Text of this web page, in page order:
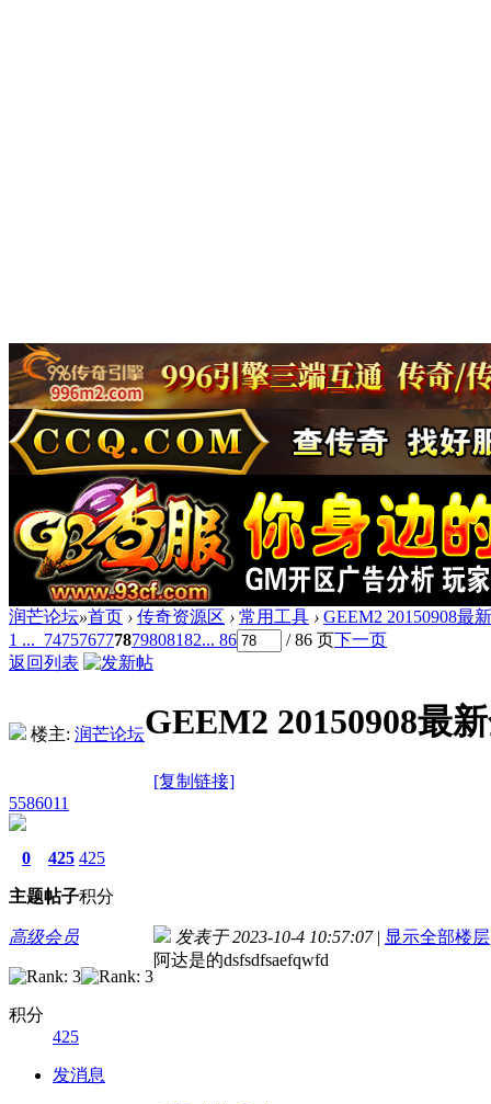
润芒论坛»首页 › 传奇资源区 › 常用工具 › GEEM2 20150908最
1 ... 747576777879808182... 86 / 86 页下一页
返回列表
楼主: 润芒论坛GEEM2 20150908最
[复制链接]
5586011
0
主题
425
帖子
425
积分
高级会员
积分
425
发消息
发表于 2023-10-4 10:57:07 | 显示全部楼层
阿达是的dsfsdfsaefqwfd